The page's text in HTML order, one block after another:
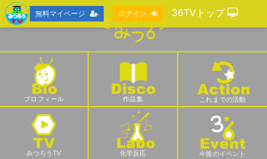
プロフィール 作品集 これまでの活動
みつろうTV 化学反応 今後のイベント
無料マイページ ログイン 36TVトップ